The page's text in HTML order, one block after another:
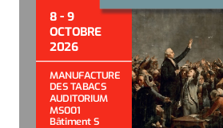
8 - 9
OCTOBRE
2026
MANUFACTURE
DES TABACS
AUDITORIUM
MS001
Bâtiment S